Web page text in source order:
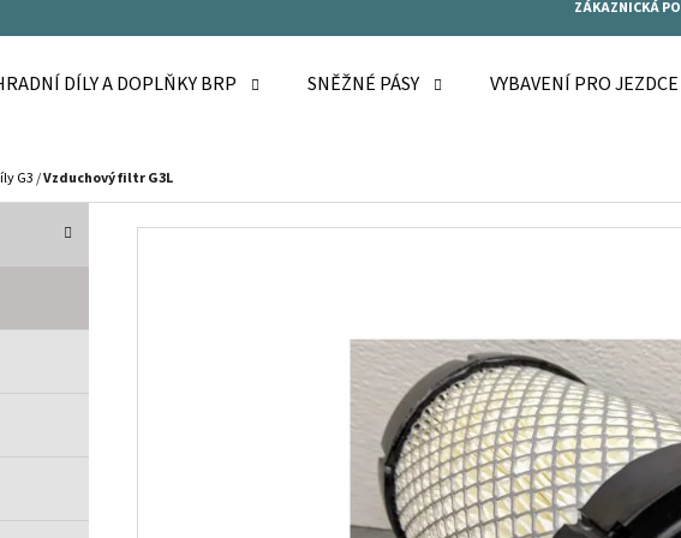
ZÁKAZNICKÁ
DÍLY A DOPLŇKY BRP SNĚŽNÉ PÁSY VYBAVENÍ PRO JEZDCE
G3/Vzduchový filtr G3L
DOPORUČUJEME